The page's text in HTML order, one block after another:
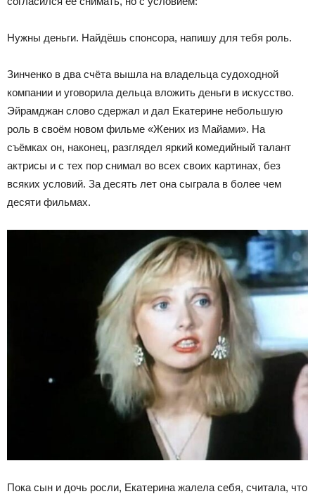
Нужны деньги. Найдёшь спонсора, напишу для тебя роль.
Зинченко в два счёта вышла на владельца судоходной
компании и уговорила дельца вложить деньги в искусство.
Эйрамджан слово сдержал и дал Екатерине небольшую
роль в своём новом фильме «Жених из Майами». На
съёмках он, наконец, разглядел яркий комедийный талант
актрисы и с тех пор снимал во всех своих картинах, без
всяких условий. За десять лет она сыграла в более чем
десяти фильмах.
Пока сын и дочь росли, Екатерина жалела себя, считала, что